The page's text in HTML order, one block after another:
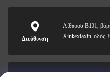
Διεύθυνση
Αίθουσα B101,
Xinkexiaxin, οδός